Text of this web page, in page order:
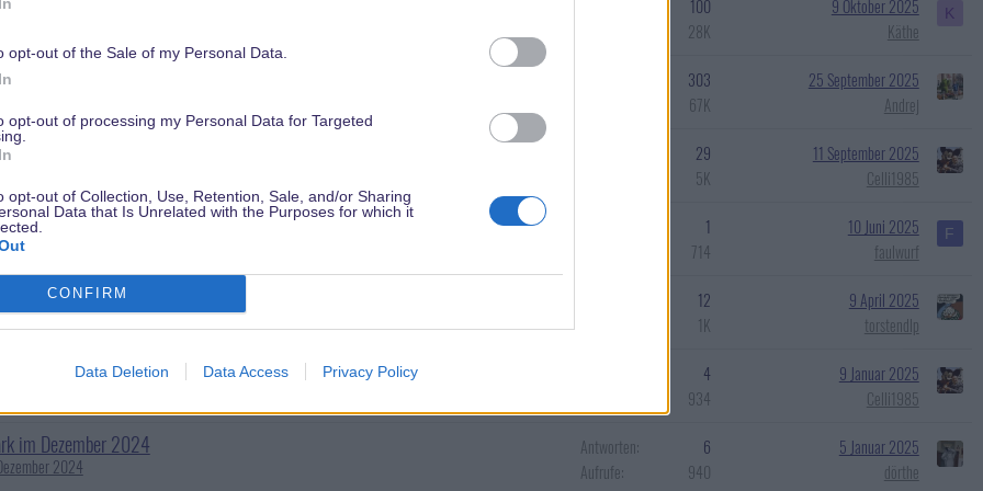
opt-out of the Sale of my Personal Data.
opt-out of processing my Personal Data for Targeted
opt-out of Collection, Use, Retention, Sale, and/or Sharing
Data that Is Unrelated with the Purposes for which it
CONFIRM
Data Deletion Data Access Privacy Policy
100
28K
9 Oktober 2025
Käthe
K
Park
303
67K
25 September 2025
Andrej
Award
29
5K
11 September 2025
Celli1985
ein fast unbekannter Riese
2025
1
714
10 Juni 2025
faulwurf
F
Universe Orlando
8 April 2025
12
1K
9 April 2025
torstendlp
Studios Hollywood geschlossen
4
934
9 Januar 2025
Celli1985
im Dezember 2024
2024
Antworten
6
Aufrufe
940
5 Januar 2025
dörthe